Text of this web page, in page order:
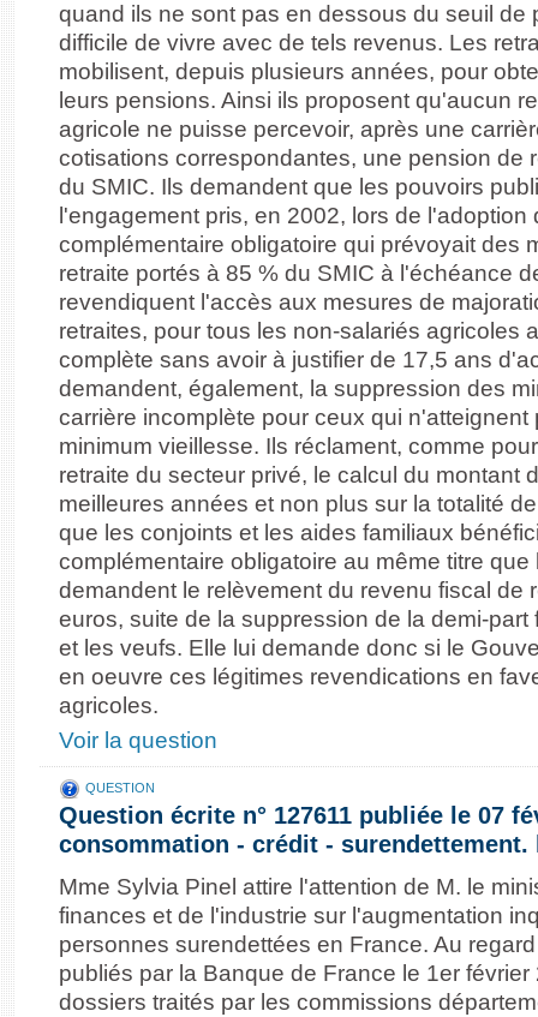
quand ils ne sont pas en dessous du seuil de
difficile de vivre avec de tels revenus. Les
mobilisent, depuis plusieurs années, pour
leurs pensions. Ainsi ils proposent qu'aucun
agricole ne puisse percevoir, après une
cotisations correspondantes, une pension de
du SMIC. Ils demandent que les pouvoirs
l'engagement pris, en 2002, lors de l'adoption
complémentaire obligatoire qui prévoyait des
retraite portés à 85 % du SMIC à l'échéance
revendiquent l'accès aux mesures de
retraites, pour tous les non-salariés agricoles
complète sans avoir à justifier de 17,5 ans
demandent, également, la suppression des
carrière incomplète pour ceux qui n'atteignent
minimum vieillesse. Ils réclament, comme
retraite du secteur privé, le calcul du montant
meilleures années et non plus sur la totalité
que les conjoints et les aides familiaux
complémentaire obligatoire au même titre
demandent le relèvement du revenu fiscal de
euros, suite de la suppression de la demi-
et les veufs. Elle lui demande donc si le
en oeuvre ces légitimes revendications en
agricoles.
Voir la question
QUESTION
Question écrite n° 127611 publiée le 07
consommation - crédit -
Mme Sylvia Pinel attire l'attention de M. le
finances et de l'industrie sur l'augmentation
personnes surendettées en France. Au
publiés par la Banque de France le 1er
dossiers traités par les commissions